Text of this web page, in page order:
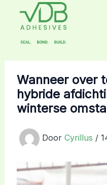
Wanneer over
hybride
winterse
Door Cyrillus /